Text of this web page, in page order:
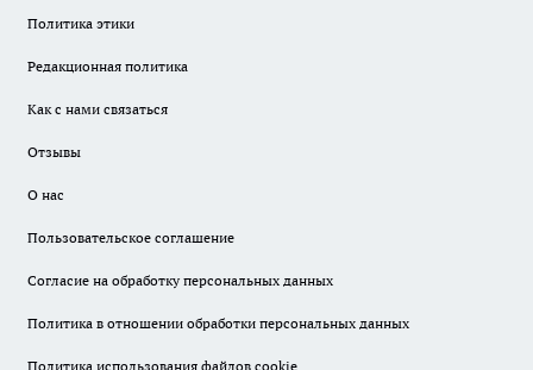
Политика этики
Редакционная политика
Как с нами связаться
Отзывы
О нас
Пользовательское соглашение
Согласие на обработку персональных данных
Политика в отношении обработки персональных данных
Политика использования файлов cookie